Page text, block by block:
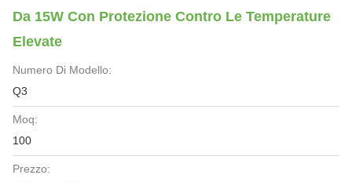
Da 15W Con Protezione Contro Le Temperature
Elevate
Numero Di Modello:
Q3
Moq:
100
Prezzo: